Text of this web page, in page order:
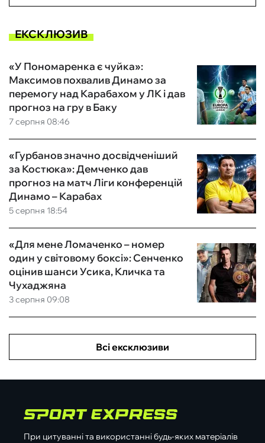
ЕКСКЛЮЗИВ
7 серпня 08:46
«У Пономаренка є чуйка»:
Максимов похвалив Динамо за
перемогу над Карабахом у ЛК і дав
прогноз на гру в Баку
5 серпня 18:54
«Гурбанов значно досвідченіший
за Костюка»: Демченко дав
прогноз на матч Ліги конференцій
Динамо – Карабах
3 серпня 09:08
«Для мене Ломаченко – номер
один у світовому боксі»: Сенченко
оцінив шанси Усика, Кличка та
Чухаджяна
Всі ексклюзиви
При цитуванні та використанні будь-яких матеріалів